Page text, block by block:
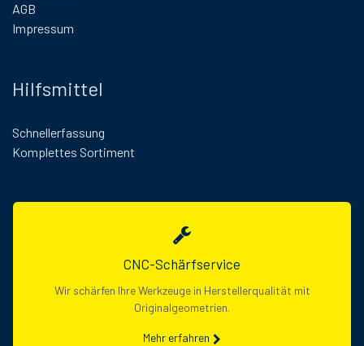
AGB
Impressum
Hilfsmittel
Schnellerfassung
Komplettes Sortiment
CNC-Schärfservice
Wir schärfen Ihre Werkzeuge in Herstellerqualität mit
Originalgeometrien.
Mehr erfahren